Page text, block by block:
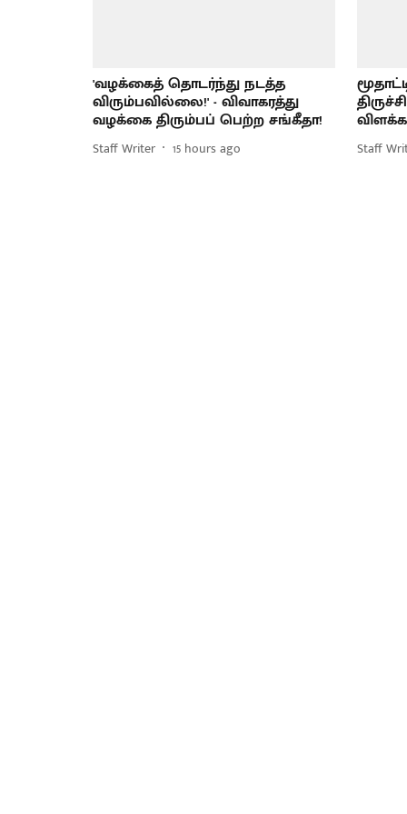
'வழக்கைத் தொடர்ந்து நடத்த
விரும்பவில்லை!' - விவாகரத்து
வழக்கை திரும்பப் பெற்ற சங்கீதா!
Staff Writer 15 hours ago Staff